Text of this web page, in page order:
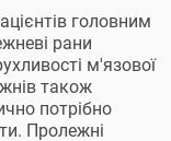
головним
рани
м'язової
також
потрібно
Пролежні